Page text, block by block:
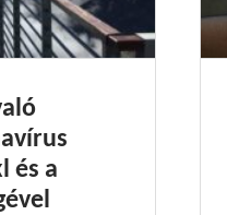
és a